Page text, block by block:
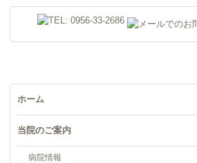
ホーム
当院のご案内
病院情報